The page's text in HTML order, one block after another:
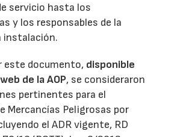
servicio hasta los
y los responsables de la
instalación.
este documento, disponible
de la AOP, se consideraron
pertinentes para el
Mercancías Peligrosas por
el ADR vigente, RD